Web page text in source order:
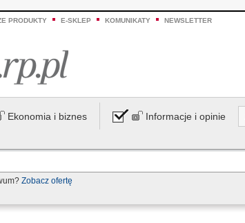
PRODUKTY E-SKLEP KOMUNIKATY NEWSLETTER
Ekonomia i biznes Informacje i opinie
Zobacz ofertę